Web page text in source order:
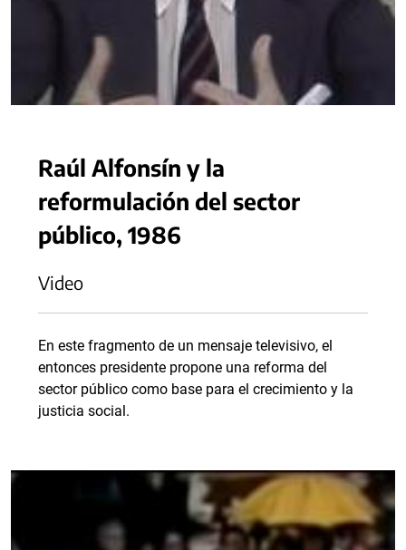
Raúl Alfonsín y la
reformulación del sector
público, 1986
Video
En este fragmento de un mensaje televisivo, el
entonces presidente propone una reforma del
sector público como base para el crecimiento y la
justicia social.